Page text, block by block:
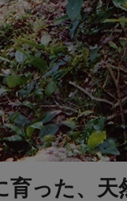
育った、